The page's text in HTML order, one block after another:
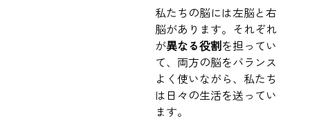
私たちの脳には左脳と右
脳があります。それぞれ
が異なる役割を担ってい
て、両方の脳をバランス
よく使いながら、私たち
は日々の生活を送ってい
ます。